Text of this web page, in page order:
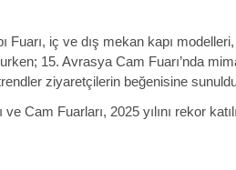
Fuarı, iç ve dış mekan kapı
15. Avrasya Cam Fuarı’nda
ziyaretçilerin beğenisine
Cam Fuarları, 2025 yılını rekor